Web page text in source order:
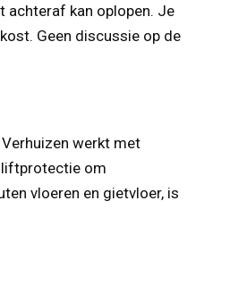
achteraf kan oplopen. Je
Geen discussie op de
werkt met
liftprotectie om
vloeren en gietvloer, is